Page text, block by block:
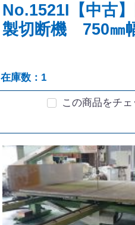
No.1521I【中古
製切断機 750㎜
在庫数：1
この商品をチェ